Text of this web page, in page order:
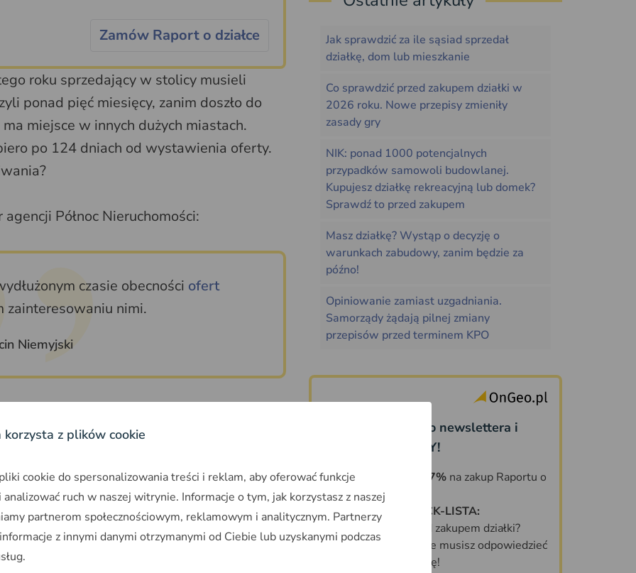
Zamów Raport o działce
roku sprzedający w stolicy musieli
ponad pięć miesięcy, zanim doszło do
miejsce w innych dużych miastach.
po 124 dniach od wystawienia oferty.
Północ Nieruchomości:
Niemyjski
czasie obecności ofert
zainteresowaniu nimi.
dużej powierzchni znajdowały nabywców
można mierzyć w miesiącach.
przeczekać trudny
Jak sprawdzić za ile sąsiad sprzedał
działkę, dom lub mieszkanie
Co sprawdzić przed zakupem działki w
2026 roku. Nowe przepisy zmieniły
zasady gry
NIK: ponad 1000 potencjalnych
przypadków samowoli budowlanej.
Kupujesz działkę rekreacyjną lub domek?
Sprawdź to przed zakupem
Masz działkę? Wystąp o decyzję o
warunkach zabudowy, zanim będzie za
późno!
Opiniowanie zamiast uzgadniania.
Samorządy żądają pilnej zmiany
przepisów przed terminem KPO
Dołącz do naszego newslettera i
odbierz PREZENTY!
KOD ZNIŻKOWY 7%na zakup Raportu o
Terenie OnGeo.pl
DARMOWA CHECK-LISTA:
Co sprawdzić przed zakupem działki?
70 PYTAŃ, na które musisz odpowiedzieć
zanim kupisz działkę!
korzysta z plików cookie
cookie do spersonalizowania treści i reklam, aby oferować funkcje
analizować ruch w naszej witrynie. Informacje o tym, jak korzystasz z naszej
partnerom społecznościowym, reklamowym i analitycznym. Partnerzy
z innymi danymi otrzymanymi od Ciebie lub uzyskanymi podczas